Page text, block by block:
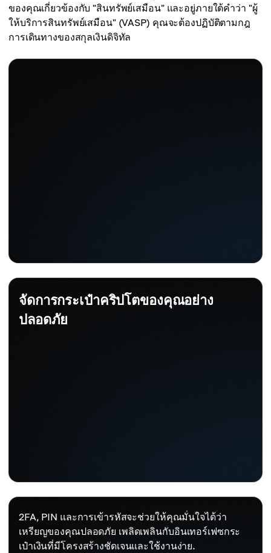
ของคุณเกี่ยวข้องกับ "สินทรัพย์เสมือน" และอยู่ภายใต้คำว่า "ผู้
ให้บริการสินทรัพย์เสมือน" (VASP) คุณจะต้องปฏิบัติตามกฎ
การเดินทางของสกุลเงินดิจิทัล
จัดการกระเป๋าคริปโตของคุณอย่าง
ปลอดภัย
2FA, PIN และการเข้ารหัสจะช่วยให้คุณมั่นใจได้ว่า
เหรียญของคุณปลอดภัย เพลิดเพลินกับอินเทอร์เฟซกระ
เป๋าเงินที่มีโครงสร้างชัดเจนและใช้งานง่าย.